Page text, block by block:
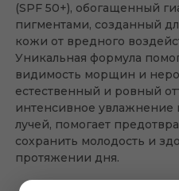
(SPF 50+), обогащенный
пигментами, созданный
кожи от вредного
Уникальная формула
видимость морщин и
естественный и ровный
интенсивное увлажнение
лучей, помогает
сохранить молодость и
протяжении дня.